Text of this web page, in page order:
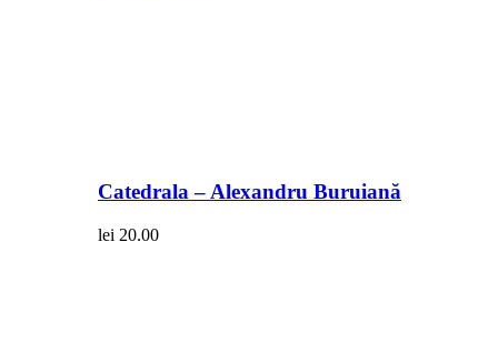
Catedrala – Alexandru Buruiană
lei 20.00